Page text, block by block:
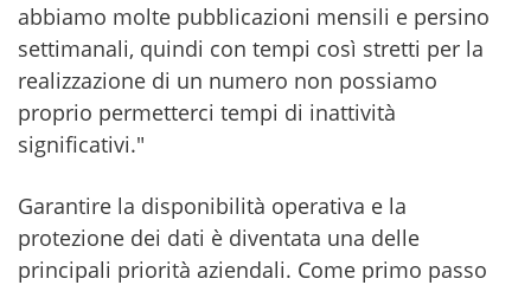
abbiamo molte pubblicazioni mensili e persino
settimanali, quindi con tempi così stretti per la
realizzazione di un numero non possiamo
proprio permetterci tempi di inattività
significativi."
Garantire la disponibilità operativa e la
protezione dei dati è diventata una delle
principali priorità aziendali. Come primo passo